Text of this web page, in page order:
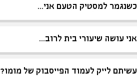
כשנגמר למסטיק הטעם אני...
אני עושה שיעורי בית לרוב...
עשיתם לייק לעמוד הפייסבוק של מומו?